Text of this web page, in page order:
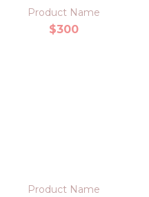
Product Name
$300
Product Name